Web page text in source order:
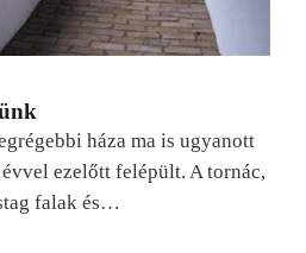
háza ma is ugyanott
ezelőtt felépült. A tornác,
falak és…